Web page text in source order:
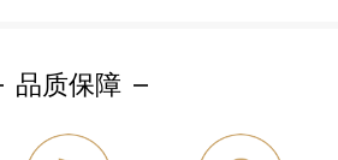
品质保障